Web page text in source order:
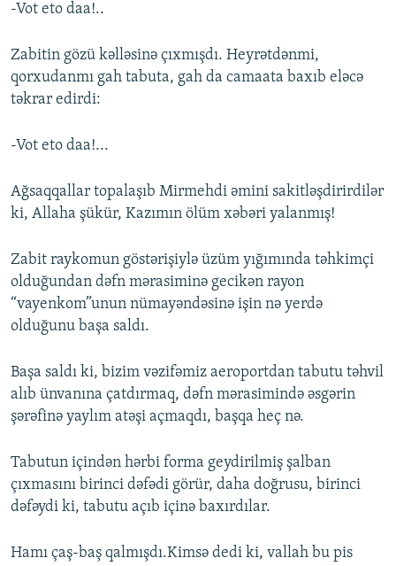
-Vot eto daa!..
Zabitin gözü kəlləsinə çıxmışdı. Heyrətdənmi,
qorxudanmı gah tabuta, gah da camaata baxıb eləcə
təkrar edirdi:
-Vot eto daa!...
Ağsaqqallar topalaşıb Mirmehdi əmini sakitləşdirirdilər
ki, Allaha şükür, Kazımın ölüm xəbəri yalanmış!
Zabit raykomun göstərişiylə üzüm yığımında təhkimçi
olduğundan dəfn mərasiminə gecikən rayon
“vayenkom”unun nümayəndəsinə işin nə yerdə
olduğunu başa saldı.
Başa saldı ki, bizim vəzifəmiz aeroportdan tabutu təhvil
alıb ünvanına çatdırmaq, dəfn mərasimində əsgərin
şərəfinə yaylım atəşi açmaqdı, başqa heç nə.
Tabutun içindən hərbi forma geydirilmiş şalban
çıxmasını birinci dəfədi görür, daha doğrusu, birinci
dəfəydi ki, tabutu açıb içinə baxırdılar.
Hamı çaş-baş qalmışdı.Kimsə dedi ki, vallah bu pis